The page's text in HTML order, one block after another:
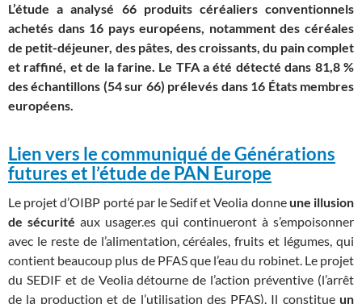
L’étude a analysé 66 produits céréaliers conventionnels
achetés dans 16 pays européens, notamment des céréales
de petit-déjeuner, des pâtes, des croissants, du pain complet
et raffiné, et de la farine. Le TFA a été détecté dans 81,8 %
des échantillons (54 sur 66) prélevés dans 16 États membres
européens.
Lien vers le communiqué de Générations
futures et l’étude de PAN Europe
Le projet d’OIBP porté par le Sedif et Veolia donneune illusion
de sécurité aux usager.es qui continueront à s’empoisonner
avec le reste de l’alimentation, céréales, fruits et légumes, qui
contient beaucoup plus de PFAS que l’eau du robinet. Le projet
du SEDIF et de Veolia détourne de l’action préventive (l’arrêt
de la production et de l’utilisation des PFAS). Il constitue un